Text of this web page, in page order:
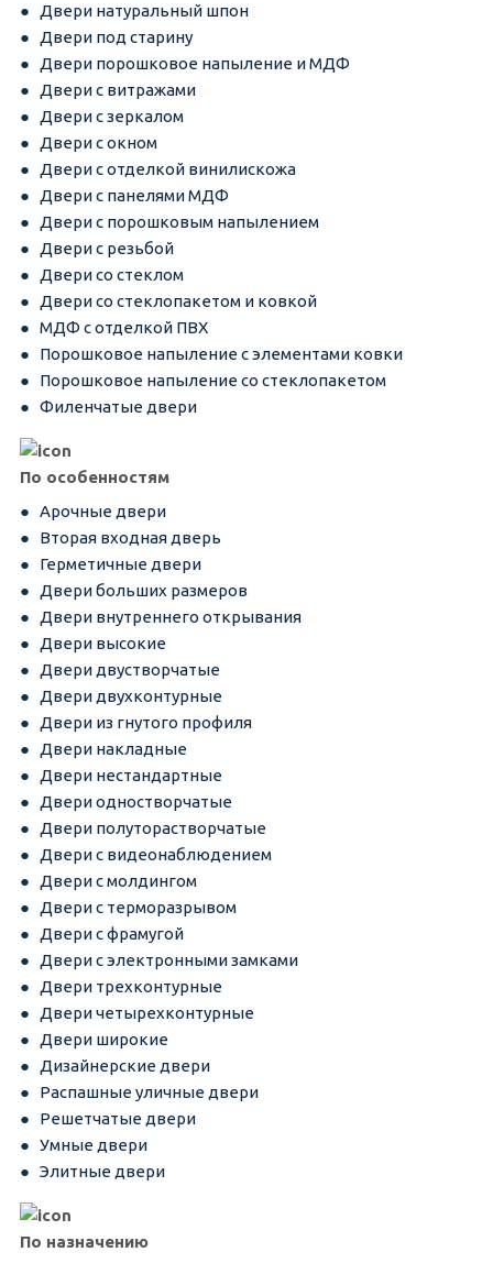
Двери натуральный шпон
Двери под старину
Двери порошковое напыление и МДФ
Двери с витражами
Двери с зеркалом
Двери с окном
Двери с отделкой винилискожа
Двери с панелями МДФ
Двери с порошковым напылением
Двери с резьбой
Двери со стеклом
Двери со стеклопакетом и ковкой
МДФ с отделкой ПВХ
Порошковое напыление с элементами ковки
Порошковое напыление со стеклопакетом
Филенчатые двери
По особенностям
Арочные двери
Вторая входная дверь
Герметичные двери
Двери больших размеров
Двери внутреннего открывания
Двери высокие
Двери двустворчатые
Двери двухконтурные
Двери из гнутого профиля
Двери накладные
Двери нестандартные
Двери одностворчатые
Двери полуторастворчатые
Двери с видеонаблюдением
Двери с молдингом
Двери с терморазрывом
Двери с фрамугой
Двери с электронными замками
Двери трехконтурные
Двери четырехконтурные
Двери широкие
Дизайнерские двери
Распашные уличные двери
Решетчатые двери
Умные двери
Элитные двери
По назначению